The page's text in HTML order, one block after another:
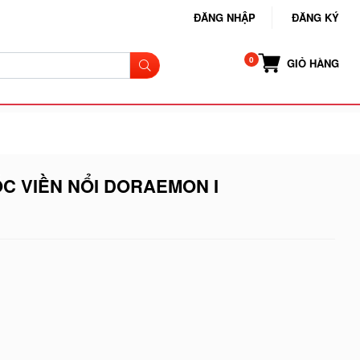
ĐĂNG NHẬP ĐĂNG KÝ
GIỎ HÀNG
VIỀN NỔI DORAEMON I